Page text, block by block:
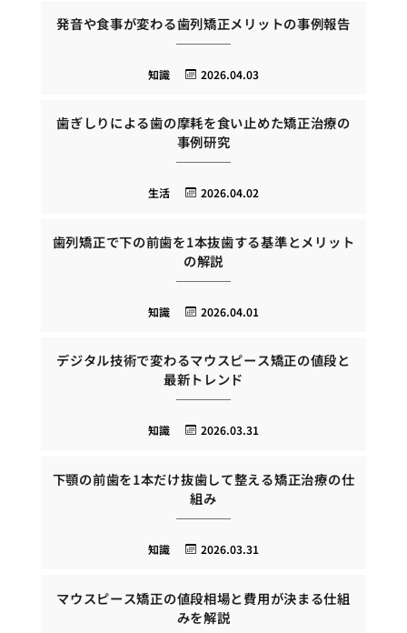
発音や食事が変わる歯列矯正メリットの事例報告
2026.04.03
知識
歯ぎしりによる歯の摩耗を食い止めた矯正治療の
事例研究
2026.04.02
生活
歯列矯正で下の前歯を1本抜歯する基準とメリット
の解説
2026.04.01
知識
デジタル技術で変わるマウスピース矯正の値段と
最新トレンド
2026.03.31
知識
下顎の前歯を1本だけ抜歯して整える矯正治療の仕
組み
2026.03.31
知識
マウスピース矯正の値段相場と費用が決まる仕組
みを解説